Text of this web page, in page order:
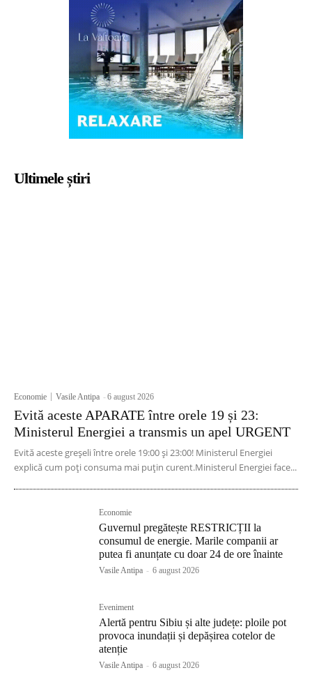
Ultimele știri
Economie Vasile Antipa -6 august 2026
Evită aceste APARATE între orele 19 și 23:
Ministerul Energiei a transmis un apel URGENT
Evită aceste greșeli între orele 19:00 și 23:00! Ministerul Energiei
explică cum poți consuma mai puțin curent.Ministerul Energiei face...
Economie
Guvernul pregătește RESTRICȚII la
consumul de energie. Marile companii ar
putea fi anunțate cu doar 24 de ore înainte
Vasile Antipa - 6 august 2026
Eveniment
Alertă pentru Sibiu și alte județe: ploile pot
provoca inundații și depășirea cotelor de
atenție
Vasile Antipa - 6 august 2026